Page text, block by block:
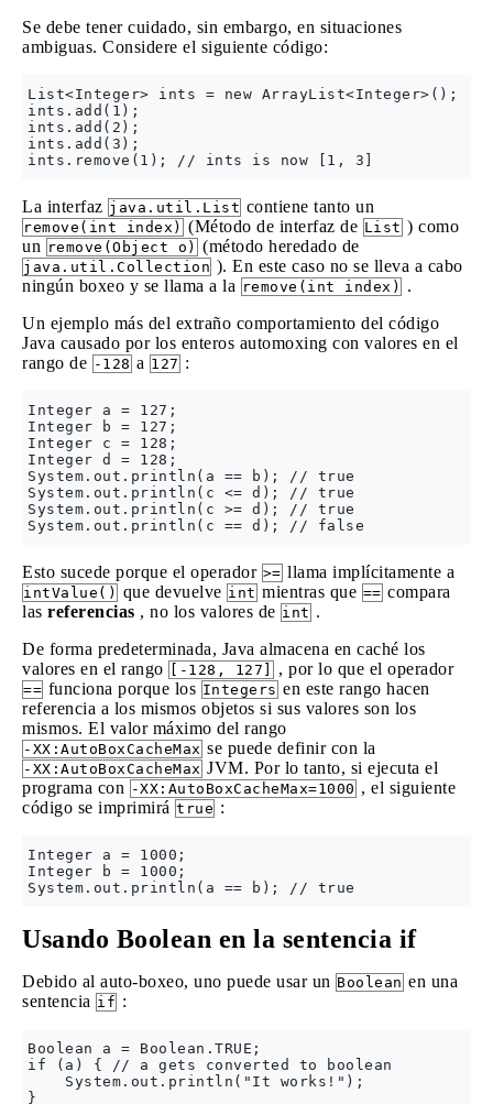
Se debe tener cuidado, sin embargo, en situaciones
ambiguas. Considere el siguiente código:
List<Integer> ints = new ArrayList<Integer>();
ints.add(1);
ints.add(2);
ints.add(3);
La interfaz java.util.List contiene tanto un
remove(int index) (Método de interfaz de List ) como
un remove(Object o) (método heredado de
java.util.Collection ). En este caso no se lleva a cabo
ningún boxeo y se llama a la remove(int index)
.
Un ejemplo más del extraño comportamiento del código
Java causado por los enteros automoxing con valores en el
rango de -128 a 127 :
Integer a = 127;
Integer b = 127;
Integer c = 128;
Integer d = 128;
System.out.println(a == b); // true
System.out.println(c <= d); // true
System.out.println(c >= d); // true
Esto sucede porque el operador >= llama implícitamente a
intValue() que devuelve int mientras que == compara
las referencias , no los valores de int .
De forma predeterminada, Java almacena en caché los
valores en el rango
[-128, 127] , por lo que el operador
== funciona porque los Integers en este rango hacen
referencia a los mismos objetos si sus valores son los
mismos. El valor máximo del rango
-XX:AutoBoxCacheMax se puede definir con la
-XX:AutoBoxCacheMax JVM. Por lo tanto, si ejecuta el
programa con -XX:AutoBoxCacheMax=1000 , el siguiente
código se imprimirá true :
Integer a = 1000;
Integer b = 1000;
Usando Boolean en la sentencia if
Debido al auto-boxeo, uno puede usar un Boolean en una
sentencia if :
Boolean a = Boolean.TRUE;
if (a) { // a gets converted to boolean
    System.out.println("It works!");